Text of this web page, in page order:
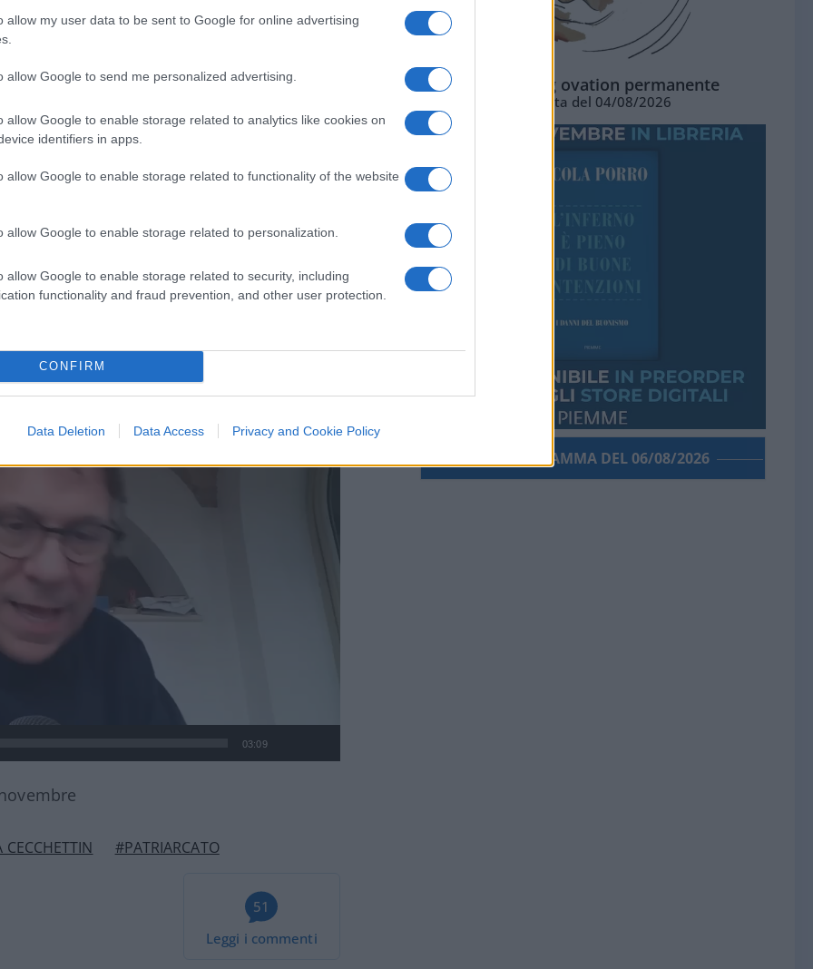
allow my user data to be sent to Google for online advertising
allow Google to send me personalized advertising.
allow Google to enable storage related to analytics like cookies on
identifiers in apps.
allow Google to enable storage related to functionality of the website
allow Google to enable storage related to personalization.
allow Google to enable storage related to security, including
functionality and fraud prevention, and other user protection.
CONFIRM
Data Deletion Data Access Privacy and Cookie Policy
uomini
non hanno nessuna
Giordano invece aggiunge: “Oggi la
costituito dagli uomini”.
a quei due padri
in politica
ci sia tutta questa elettricità per cui se
colpa degli uomini, uno scrittore come
e Paolo Giordano parla di “cultura
03:09
#PATRIARCATO
51
Leggi i commenti
La standing ovation permanente
Vignetta del 04/08/2026
PORROGRAMMA DEL 06/08/2026